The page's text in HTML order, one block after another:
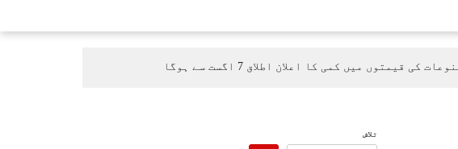
قیمتوں میں کمی کا اعلان اطلاق 7 اگست سے ہوگا
تلاش